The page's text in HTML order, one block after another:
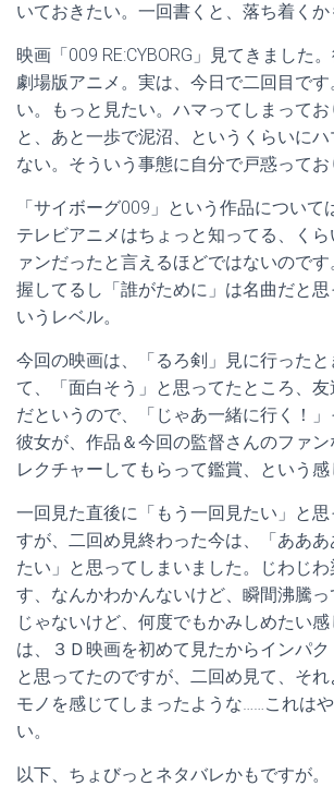
いておきたい。一回書くと、落ち着くか
映画「009 RE:CYBORG」見てきました
劇場版アニメ。実は、今日で二回目で
い。もっと見たい。ハマってしまって
と、あと一歩で泥沼、というくらいに
ない。そういう事態に自分で戸惑ってお
「サイボーグ009」という作品について
テレビアニメはちょっと知ってる、く
ァンだったと言えるほどではないので
握してるし「誰がために」は名曲だと
いうレベル。
今回の映画は、「るろ剣」見に行った
て、「面白そう」と思ってたところ、
だというので、「じゃあ一緒に行く！」
彼女が、作品＆今回の監督さんのファ
レクチャーしてもらって鑑賞、という感
一回見た直後に「もう一回見たい」と
すが、二回め見終わった今は、「ああ
たい」と思ってしまいました。じわじわ
す、なんかわかんないけど、瞬間沸騰
じゃないけど、何度でもかみしめたい
は、３Ｄ映画を初めて見たからインパク
と思ってたのですが、二回め見て、そ
モノを感じてしまったような……これは
い。
以下、ちょびっとネタバレかもですが。